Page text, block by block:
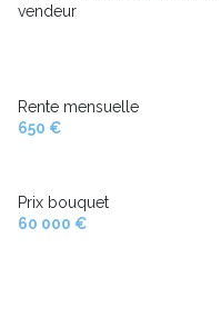
vendeur
Rente mensuelle
650 €
Prix bouquet
60 000 €